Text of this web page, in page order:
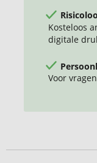
Kosteloos
digitale
Voor